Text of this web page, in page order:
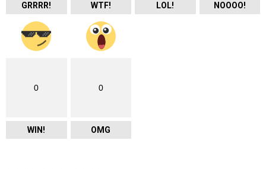
GRRRR! WTF! LOL! NOOOO!
0
WIN!
0
OMG